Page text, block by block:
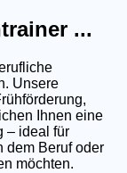
...
Unsere
Ihnen eine
– ideal für
dem Beruf oder
möchten.